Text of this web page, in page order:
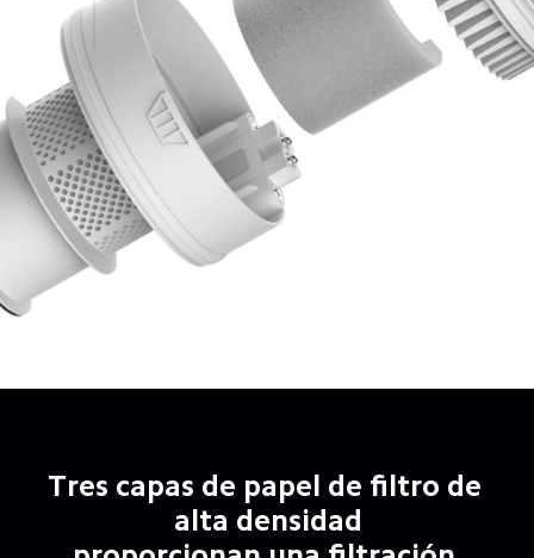
Tres capas de papel de filtro de
alta densidad